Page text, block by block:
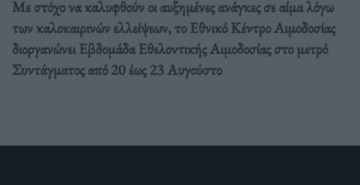
Με στόχο να καλυφθούν οι αυξημένες ανάγκες σε αίμα λόγω
των καλοκαιρινών ελλείψεων, το Εθνικό Κέντρο Αιμοδοσίας
διοργανώνει Εβδομάδα Εθελοντικής Αιμοδοσίας στο μετρό
Συντάγματος από 20 έως 23 Αυγούστο